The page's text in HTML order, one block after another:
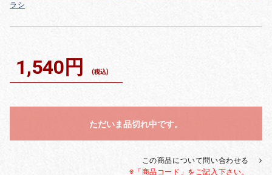
ラシ
1,540円 (税込)
ただいま品切れ中です。
この商品について問い合わせる
※「商品コード」をご記入下さい。